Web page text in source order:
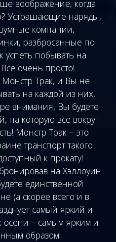
воображение, когда
Устрашающие наряды,
компании,
разбросанные по
успеть побывать на
очень просто!
Трак, и Вы не
на каждой из них,
внимания, Вы будете
на которую все вокруг
Монстр Трак – это
транспорт такого
к прокату!
на Хэллоуин
единственной
(а скорее всего и в
самый яркий и
– самым ярким и
образом!